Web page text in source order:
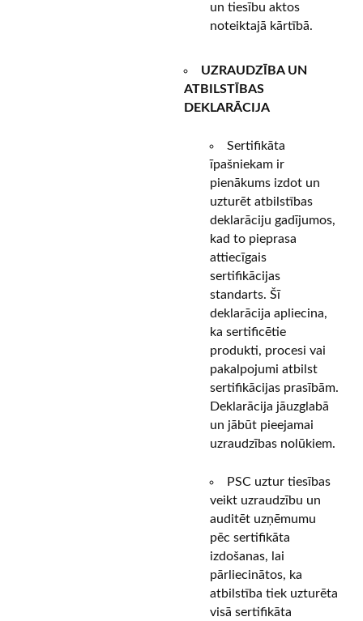
un tiesību aktos
noteiktajā kārtībā.
UZRAUDZĪBA UN
ATBILSTĪBAS
DEKLARĀCIJA
Sertifikāta
īpašniekam ir
pienākums izdot un
uzturēt atbilstības
deklarāciju gadījumos,
kad to pieprasa
attiecīgais
sertifikācijas
standarts. Šī
deklarācija apliecina,
ka sertificētie
produkti, procesi vai
pakalpojumi atbilst
sertifikācijas prasībām.
Deklarācija jāuzglabā
un jābūt pieejamai
uzraudzības nolūkiem.
PSC uztur tiesības
veikt uzraudzību un
auditēt uzņēmumu
pēc sertifikāta
izdošanas, lai
pārliecinātos, ka
atbilstība tiek uzturēta
visā sertifikāta